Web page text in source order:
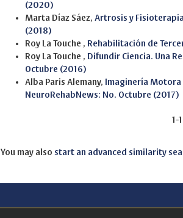
(2020)
Marta Díaz Sáez, Artrosis y
(2018)
Roy La Touche , Rehabilitación de
Roy La Touche , Difundir Ciencia. Una
Octubre (2016)
Alba Paris Alemany, Imaginería Motora
NeuroRehabNews: No. Octubre (2017)
1-
You may also start an advanced similarity